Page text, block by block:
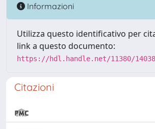
Informazioni
Utilizza questo identificativo per
link a questo documento:
https://hdl.handle.net/11380/
Citazioni